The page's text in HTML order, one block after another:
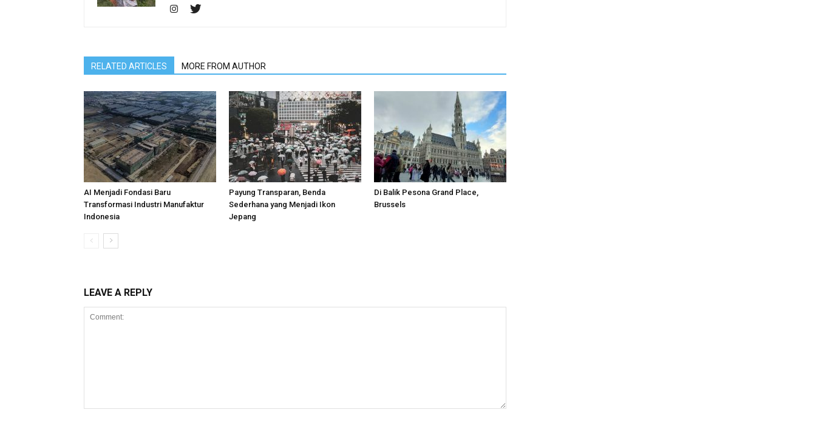
RELATED ARTICLES MORE FROM AUTHOR
AI Menjadi Fondasi Baru
Transformasi Industri Manufaktur
Indonesia
Payung Transparan, Benda
Sederhana yang Menjadi Ikon
Jepang
Di Balik Pesona Grand Place,
Brussels
LEAVE A REPLY